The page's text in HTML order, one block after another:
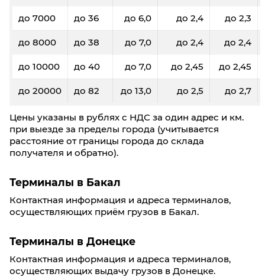
до 7000 до 36 до 6,0 до 2,4 до 2,3
до 8000 до 38 до 7,0 до 2,4 до 2,4
до 10000 до 40 до 7,0 до 2,45 до 2,45
до 20000 до 82 до 13,0 до 2,5 до 2,7
Цены указаны в рублях с НДС за один адрес и км.
при выезде за пределы города (учитывается
расстояние от границы города до склада
получателя и обратно).
Терминалы в Бакал
Контактная информация и адреса терминалов,
осуществляющих приём грузов в Бакал.
Терминалы в Донецкe
Контактная информация и адреса терминалов,
осуществляющих выдачу грузов в Донецкe.